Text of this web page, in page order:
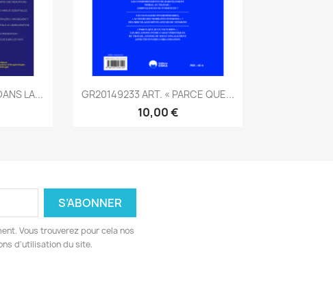
LA... Aperçu rapide
GR20149233 ART. « PARCE QUE...
10,00 €
Vous trouverez pour cela nos
d'utilisation du site.